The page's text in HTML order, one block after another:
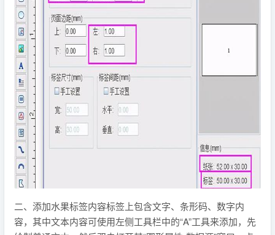
二、添加水果标签内容标签上包含文字、条形码、数字内
容，其中文本内容可使用左侧工具栏中的“A”工具来添加，先